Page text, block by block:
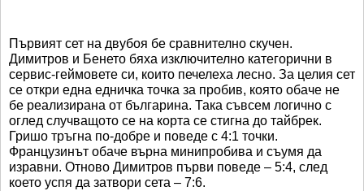
Първият сет на двубоя бе сравнително скучен.
Димитров и Бенето бяха изключително категорични в
сервис-геймовете си, които печелеха лесно. За целия сет
се откри една едничка точка за пробив, която обаче не
бе реализирана от българина. Така съвсем логично с
оглед случващото се на корта се стигна до тайбрек.
Гришо тръгна по-добре и поведе с 4:1 точки.
Французинът обаче върна минипробива и съумя да
изравни. Отново Димитров първи поведе – 5:4, след
което успя да затвори сета – 7:6.